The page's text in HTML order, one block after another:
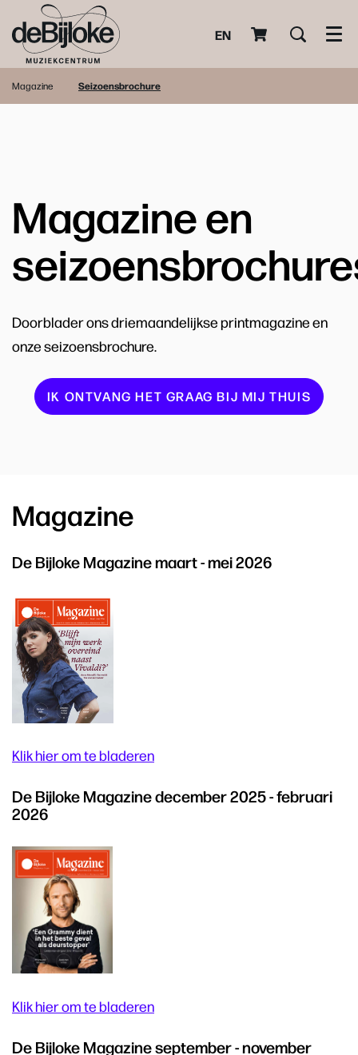
EN
Magazine Seizoensbrochure
Magazine en
Doorblader ons driemaandelijkse printmagazine en
onze seizoensbrochure.
IK ONTVANG HET GRAAG BIJ MIJ THUIS
Magazine
De Bijloke Magazine maart - mei 2026
Klik hier om te bladeren
De Bijloke Magazine december 2025 - februari
2026
Klik hier om te bladeren
De Bijloke Magazine september - november